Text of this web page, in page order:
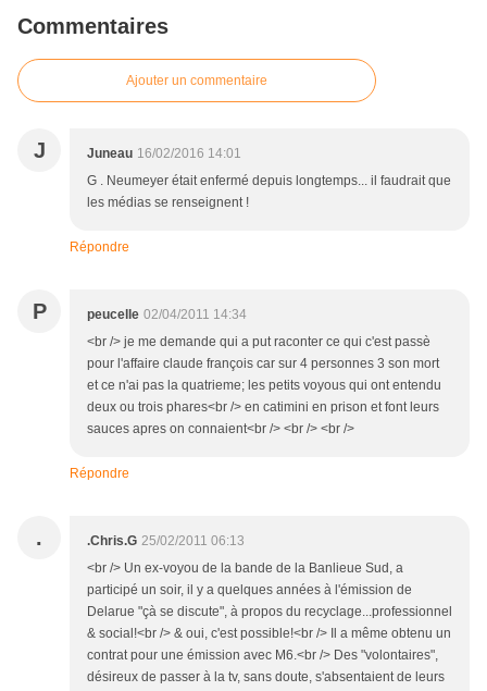
Commentaires
Ajouter un commentaire
J Juneau 16/02/2016 14:01
G . Neumeyer était enfermé depuis longtemps... il faudrait que
les médias se renseignent !
Répondre
P peucelle 02/04/2011 14:34
<br /> je me demande qui a put raconter ce qui c'est passè
pour l'affaire claude françois car sur 4 personnes 3 son mort
et ce n'ai pas la quatrieme; les petits voyous qui ont entendu
deux ou trois phares<br /> en catimini en prison et font leurs
sauces apres on connaient<br /> <br /> <br />
Répondre
. .Chris.G 25/02/2011 06:13
<br /> Un ex-voyou de la bande de la Banlieue Sud, a
participé un soir, il y a quelques années à l'émission de
Delarue "çà se discute", à propos du recyclage...professionnel
& social!<br /> & oui, c'est possible!<br /> Il a même obtenu un
contrat pour une émission avec M6.<br /> Des "volontaires",
désireux de passer à la tv, sans doute, s'absentaient de leurs